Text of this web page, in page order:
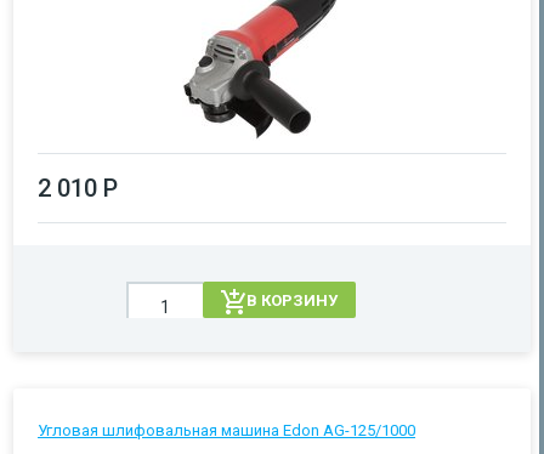
2 010 Р
В КОРЗИНУ
Угловая шлифовальная машина Edon AG-125/1000